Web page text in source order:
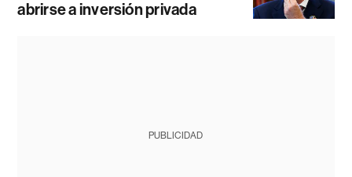
abrirse a inversión privada
PUBLICIDAD